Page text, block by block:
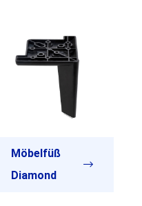
Möbelfüß
Diamond